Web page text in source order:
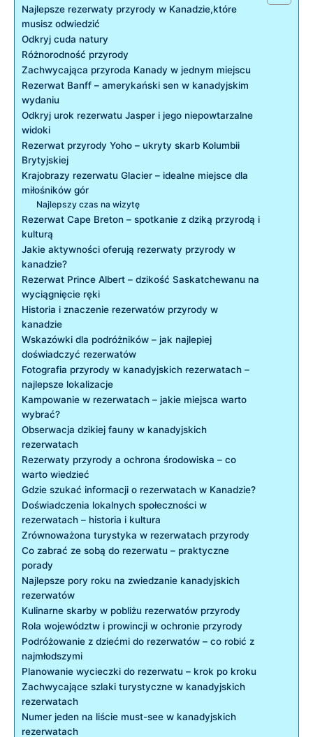
Najlepsze rezerwaty przyrody w Kanadzie,które
musisz odwiedzić
Odkryj cuda natury
Różnorodność przyrody
Zachwycająca przyroda Kanady w jednym miejscu
Rezerwat Banff – amerykański sen w kanadyjskim
wydaniu
Odkryj urok rezerwatu Jasper i jego niepowtarzalne
widoki
Rezerwat przyrody Yoho – ukryty skarb Kolumbii
Brytyjskiej
Krajobrazy rezerwatu Glacier – idealne miejsce dla
miłośników gór
Najlepszy czas na wizytę
Rezerwat Cape Breton – spotkanie z dziką przyrodą i
kulturą
Jakie aktywności oferują rezerwaty przyrody w
kanadzie?
Rezerwat Prince Albert – dzikość Saskatchewanu na
wyciągnięcie ręki
Historia i znaczenie rezerwatów przyrody w
kanadzie
Wskazówki dla podróżników – jak najlepiej
doświadczyć rezerwatów
Fotografia przyrody w kanadyjskich rezerwatach –
najlepsze lokalizacje
Kampowanie w rezerwatach – jakie miejsca warto
wybrać?
Obserwacja dzikiej fauny w kanadyjskich
rezerwatach
Rezerwaty przyrody a ochrona środowiska – co
warto wiedzieć
Gdzie szukać informacji o rezerwatach w Kanadzie?
Doświadczenia lokalnych społeczności w
rezerwatach – historia i kultura
Zrównoważona turystyka w rezerwatach przyrody
Co zabrać ze sobą do rezerwatu – praktyczne
porady
Najlepsze pory roku na zwiedzanie kanadyjskich
rezerwatów
Kulinarne skarby w pobliżu rezerwatów przyrody
Rola województw i prowincji w ochronie przyrody
Podróżowanie z dziećmi do rezerwatów – co robić z
najmłodszymi
Planowanie wycieczki do rezerwatu – krok po kroku
Zachwycające szlaki turystyczne w kanadyjskich
rezerwatach
Numer jeden na liście must-see w kanadyjskich
rezerwatach